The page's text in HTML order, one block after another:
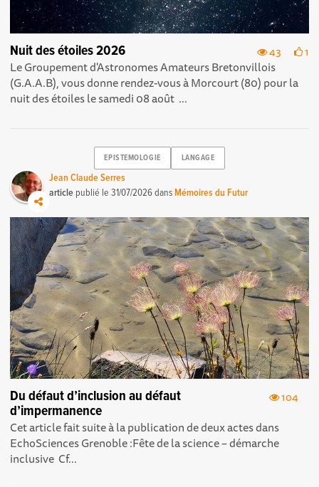
43 1
Nuit des étoiles 2026
Le Groupement d'Astronomes Amateurs Bretonvillois
(G.A.A.B), vous donne rendez-vous à Morcourt (80) pour la
nuit des étoiles le samedi 08 août ...
EPISTEMOLOGIE LANGAGE
Jean Claude Serres
article publié le31/07/2026dansMémoires du Futur
104
Du défaut d’inclusion au défaut
d’impermanence
Cet article fait suite à la publication de deux actes dans
EchoSciences Grenoble : Fête de la science – démarche
inclusive Cf...